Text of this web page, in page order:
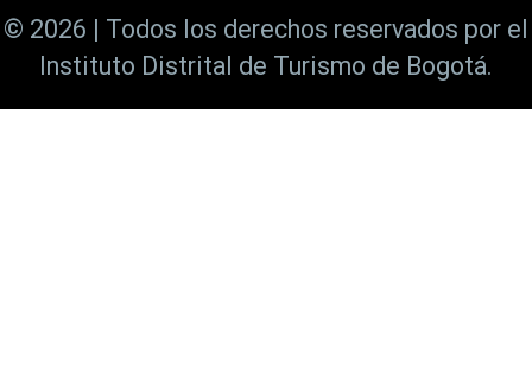
© 2026 | Todos los derechos reservados por el
Instituto Distrital de Turismo de Bogotá.